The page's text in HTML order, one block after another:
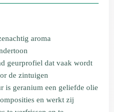
aroma
geurprofiel dat vaak wordt
de zintuigen
is geranium een geliefde olie
en werkt zij